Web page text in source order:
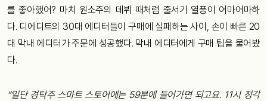
를 좋아했어? 마치 원소주의 데뷔 때처럼 줄서기 열풍이 어마어마하
다. 디에디트의 30대 에디터들이 구매에 실패하는 사이, 손이 빠른 20
대 막내 에디터가 주문에 성공했다. 막내 에디터에게 구매 팁을 물어봤
다.
“일단 경탁주 스마트 스토어에는 59분에 들어가면 되고요. 11시 정각